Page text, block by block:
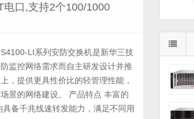
口,支持2个100/1000
LI系列安防交换机是新华三技
监控网络需求而自主研发设计并推
，提供更具性价比的轻管理性能，
景的网络建设。 产品特点 丰富的
备千兆线速转发能力，满足不同用